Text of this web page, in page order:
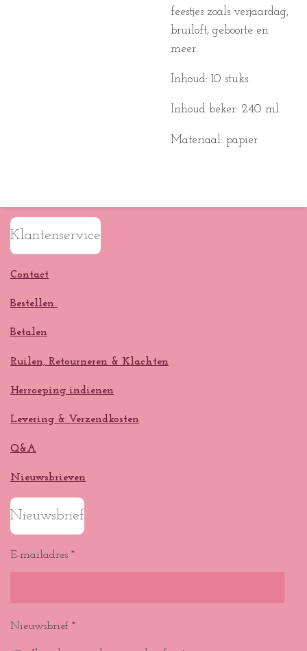
feestjes zoals verjaardag,
bruiloft, geboorte en
meer.
Inhoud: 10 stuks.
Inhoud beker: 240 ml.
Materiaal: papier
Klantenservice
Contact
Bestellen
Betalen
Ruilen, Retourneren & Klachten
Herroeping indienen
Levering & Verzendkosten
Q&A
Nieuwsbrieven
Nieuwsbrief
E-mailadres *
Nieuwsbrief *